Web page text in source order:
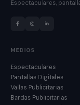
Espectaculares,
MEDIOS
Espectaculares
Pantallas Digitales
Vallas Publicitarias
Bardas Publicitarias